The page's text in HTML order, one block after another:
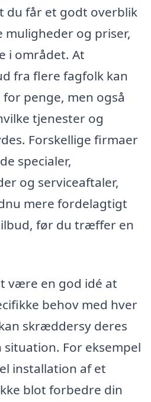
du får et godt overblik
muligheder og priser,
i området. At
fra flere fagfolk kan
penge, men også
tjenester og
Forskellige firmaer
specialer,
og serviceaftaler,
mere fordelagtigt
før du træffer en
være en god idé at
behov med hver
skræddersy deres
For eksempel
installation af et
blot forbedre din